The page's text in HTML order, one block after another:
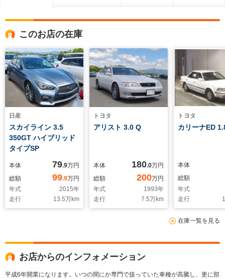
このお店の在庫
日産
スカイライン 3.5
350GT ハイブリッド
タイプSP
本体 79.9万円
総額
99.9万円
年式
2015年
走行
13.5万km
トヨタ
アリスト 3.0 Q
本体 180.0万円
総額
200万円
年式
1993年
走行
7.5万km
トヨタ
カリーナED
本体
総額
年式
走行
在庫一覧を見る
お店からのインフォメーション
平成6年開業になります。いつの間にか専門で扱っていた車種が高騰し、更に部